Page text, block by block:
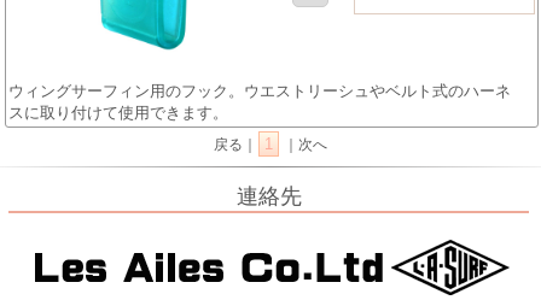
ウィングサーフィン用のフック。ウエストリーシュやベルト式のハーネ
スに取り付けて使用できます。
戻る｜ 1 ｜次へ
連絡先